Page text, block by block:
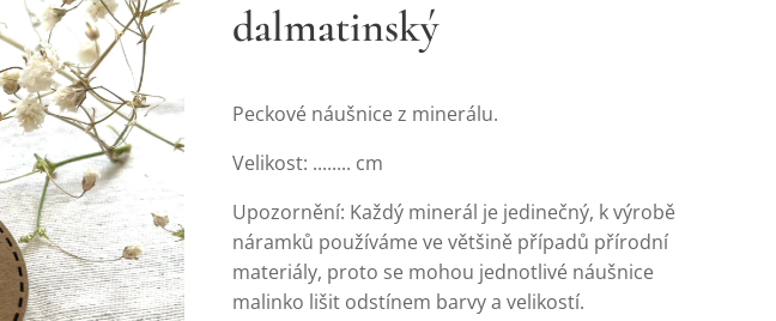
dalmatinský
Peckové náušnice z minerálu.
Velikost: ........ cm
Upozornění: Každý minerál je jedinečný, k výrobě
náramků používáme ve většině případů přírodní
materiály, proto se mohou jednotlivé náušnice
malinko lišit odstínem barvy a velikostí.